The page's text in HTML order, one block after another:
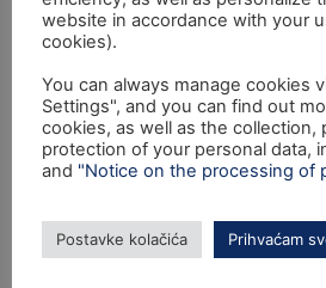
website in accordance with your
cookies).
You can always manage cookies
Settings", and you can find out
cookies, as well as the collection,
protection of your personal data,
and "Notice on the processing of
Postavke kolačića Prihvaćam